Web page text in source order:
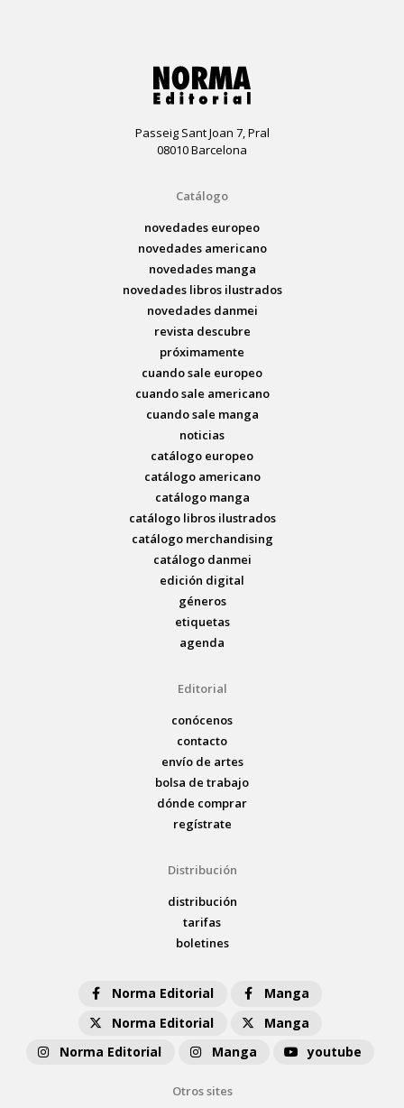
Passeig Sant Joan 7, Pral
08010 Barcelona
Catálogo
novedades europeo
novedades americano
novedades manga
novedades libros ilustrados
novedades danmei
revista descubre
próximamente
cuando sale europeo
cuando sale americano
cuando sale manga
noticias
catálogo europeo
catálogo americano
catálogo manga
catálogo libros ilustrados
catálogo merchandising
catálogo danmei
edición digital
géneros
etiquetas
agenda
Editorial
conócenos
contacto
envío de artes
bolsa de trabajo
dónde comprar
regístrate
Distribución
distribución
tarifas
boletines
Norma Editorial
Manga
Norma Editorial
Manga
Norma Editorial
Manga youtube
Otros sites